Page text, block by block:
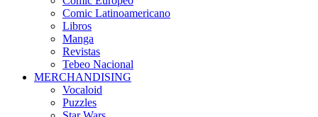
Comic Latinoamericano
Libros
Manga
Revistas
Tebeo Nacional
MERCHANDISING
Vocaloid
Puzzles